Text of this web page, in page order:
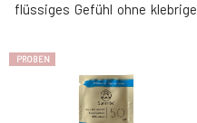
flüssiges Gefühl ohne klebrige
Natriumhyaluronat ergänzen
die nach einem Tag in der
Sonne verlorene Feuchtigkeit
und hinterlassen die Haut
PROBEN